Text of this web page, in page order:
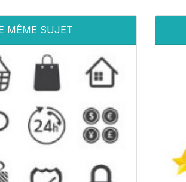
MÊME SUJET